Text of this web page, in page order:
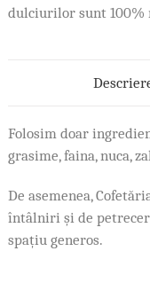
dulciurilor sunt 100%
Folosim doar
grasime, faina, nuca,
De asemenea,
întâlniri și de
spațiu generos.